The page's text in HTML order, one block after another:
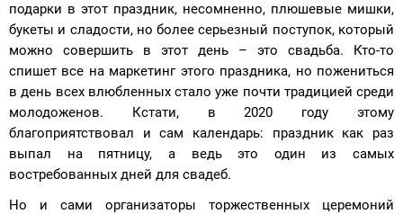
подарки в этот праздник, несомненно, плюшевые мишки,
букеты и сладости, но более серьезный поступок, который
можно совершить в этот день – это свадьба. Кто-то
спишет все на маркетинг этого праздника, но пожениться
в день всех влюбленных стало уже почти традицией среди
молодоженов. Кстати, в 2020 году этому
благоприятствовал и сам календарь: праздник как раз
выпал на пятницу, а ведь это один из самых
востребованных дней для свадеб.
Но и сами организаторы торжественных церемоний